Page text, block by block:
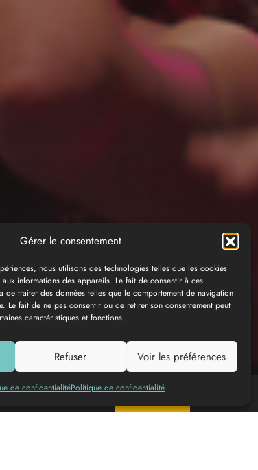
Gérer le consentement
nous utilisons des technologies telles que les cookies
informations des appareils. Le fait de consentir à ces
de traiter des données telles que le comportement de navigation
Le fait de ne pas consentir ou de retirer son consentement peut
caractéristiques et fonctions.
Refuser Voir les préférences
de confidentialitéPolitique de confidentialité
Add to my list Book online